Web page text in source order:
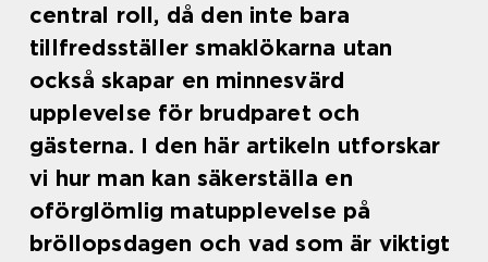
central roll, då den inte bara
tillfredsställer smaklökarna utan
också skapar en minnesvärd
upplevelse för brudparet och
gästerna. I den här artikeln utforskar
vi hur man kan säkerställa en
oförglömlig matupplevelse på
bröllopsdagen och vad som är viktigt